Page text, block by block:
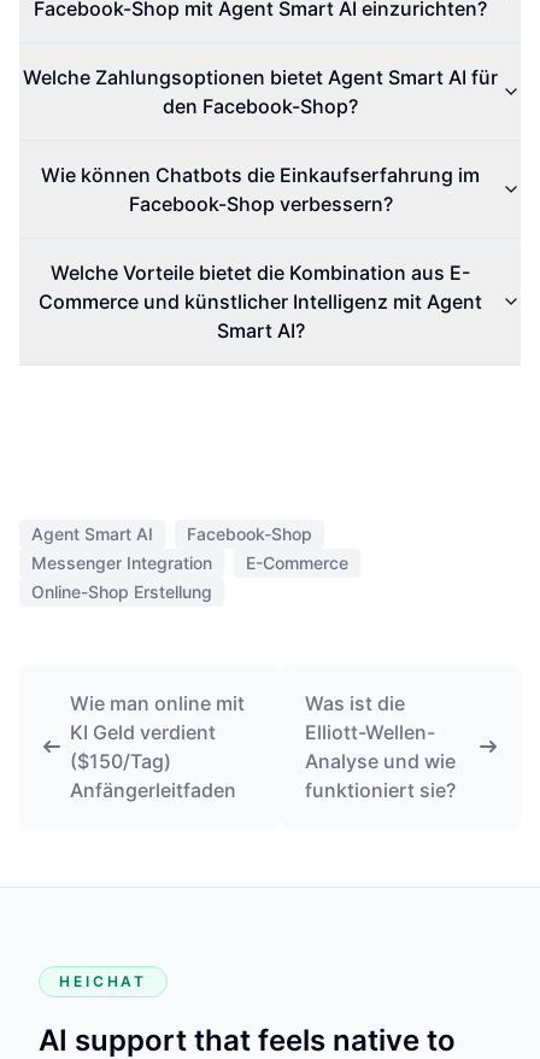
Facebook-Shop mit Agent Smart AI einzurichten?
Welche Zahlungsoptionen bietet Agent Smart AI für
den Facebook-Shop?
Wie können Chatbots die Einkaufserfahrung im
Facebook-Shop verbessern?
Welche Vorteile bietet die Kombination aus E-
Commerce und künstlicher Intelligenz mit Agent
Smart AI?
Agent Smart AI
Facebook-Shop
Messenger Integration
E-Commerce
Online-Shop Erstellung
Wie man online mit
KI Geld verdient
($150/Tag)
Anfängerleitfaden
Was ist die
Elliott-Wellen-
Analyse und wie
funktioniert sie?
HEICHAT
AI support that feels native to